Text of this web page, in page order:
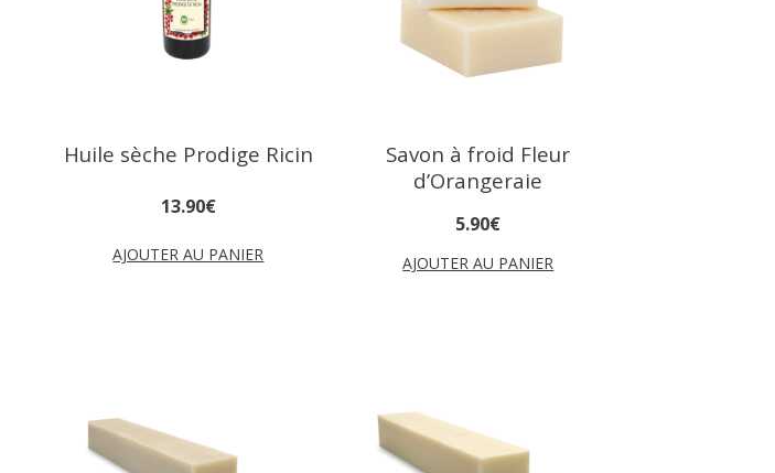
Huile sèche Prodige Ricin
13.90€
AJOUTER AU PANIER
Savon à froid Fleur
d’Orangeraie
5.90€
AJOUTER AU PANIER